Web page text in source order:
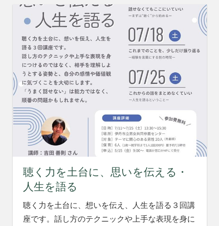
聴く力を土台に、思いを伝える・
人生を語る
聴く力を土台に、想いを伝え、人生を語る３回講
座です。話し方のテクニックや上手な表現を身に